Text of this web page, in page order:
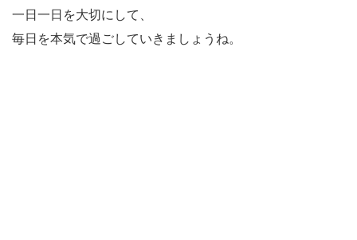
一日一日を大切にして、
毎日を本気で過ごしていきましょうね。